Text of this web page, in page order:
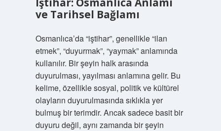
ve Tarihsel Bağlamı
Osmanlıca’da “iştihar”, genellikle “ilan
etmek”, “duyurmak”, “yaymak” anlamında
kullanılır. Bir şeyin halk arasında
duyurulması, yayılması anlamına gelir. Bu
kelime, özellikle sosyal, politik ve kültürel
olayların duyurulmasında sıklıkla yer
bulmuş bir terimdir. Ancak sadece basit bir
duyuru değil, aynı zamanda bir şeyin